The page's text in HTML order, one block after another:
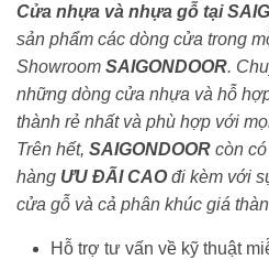
Cửa nhựa và nhựa gỗ tại
sản phẩm các dòng cửa trong
Showroom SAIGONDOOR.
những dòng cửa nhựa và hỗ
thành rẻ nhất và phù hợp với
Trên hết, SAIGONDOOR còn
hàng ƯU ĐÃI CAOđi kèm với
cửa gỗ và cả phân khúc giá
Hỗ trợ tư vấn về kỹ thuật